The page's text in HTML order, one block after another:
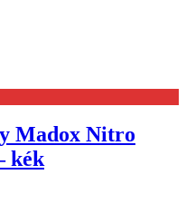
Madox Nitro
kék